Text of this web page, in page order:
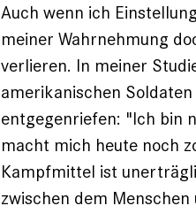
Auch wenn ich
meiner Wahrnehmung
ver­lieren. In meiner
amerikanischen
entgegenriefen: "Ich bin
macht mich heute noch
Kampfmittel ist
zwischen dem